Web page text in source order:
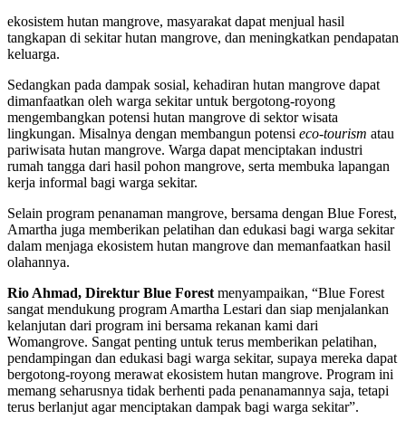
ekosistem hutan mangrove, masyarakat dapat menjual hasil
tangkapan di sekitar hutan mangrove, dan meningkatkan pendapatan
keluarga.
Sedangkan pada dampak sosial, kehadiran hutan mangrove dapat
dimanfaatkan oleh warga sekitar untuk bergotong-royong
mengembangkan potensi hutan mangrove di sektor wisata
lingkungan. Misalnya dengan membangun potensi eco-tourism atau
pariwisata hutan mangrove. Warga dapat menciptakan industri
rumah tangga dari hasil pohon mangrove, serta membuka lapangan
kerja informal bagi warga sekitar.
Selain program penanaman mangrove, bersama dengan Blue Forest,
Amartha juga memberikan pelatihan dan edukasi bagi warga sekitar
dalam menjaga ekosistem hutan mangrove dan memanfaatkan hasil
olahannya.
Rio Ahmad, Direktur Blue Forest menyampaikan, “Blue Forest
sangat mendukung program Amartha Lestari dan siap menjalankan
kelanjutan dari program ini bersama rekanan kami dari
Womangrove. Sangat penting untuk terus memberikan pelatihan,
pendampingan dan edukasi bagi warga sekitar, supaya mereka dapat
bergotong-royong merawat ekosistem hutan mangrove. Program ini
memang seharusnya tidak berhenti pada penanamannya saja, tetapi
terus berlanjut agar menciptakan dampak bagi warga sekitar”.